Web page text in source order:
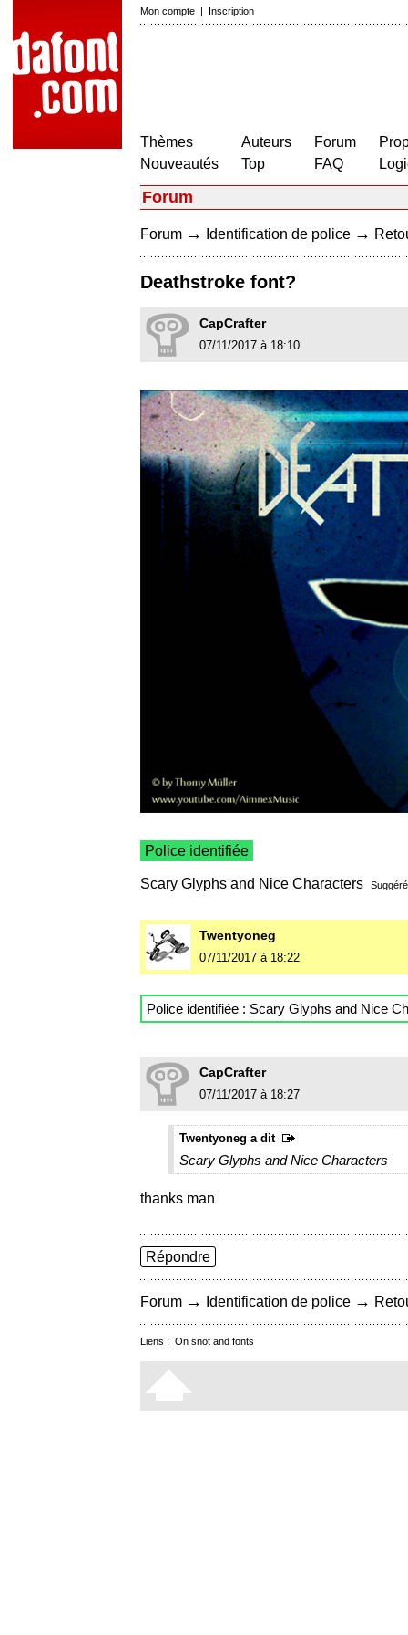
Mon compte | Inscription
Thèmes
Nouveautés
Auteurs
Top
Forum
FAQ
Forum
Forum → Identification de police →
Deathstroke font?
CapCrafter
07/11/2017 à 18:10
Police identifiée
Scary Glyphs and Nice Characters
Twentyoneg
07/11/2017 à 18:22
Police identifiée : Scary Glyphs and Nice
CapCrafter
07/11/2017 à 18:27
Twentyoneg a dit
Scary Glyphs and Nice Characters
thanks man
Répondre
Forum → Identification de police →
Liens : On snot and fonts